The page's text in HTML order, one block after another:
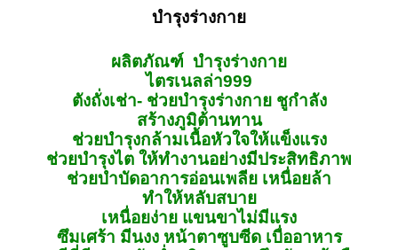
บำรุงร่างกาย
ผลิตภัณฑ์ บำรุงร่างกาย
ไตรเนลล่า999
ตังถั่งเช่า- ช่วยบำรุงร่างกาย ชูกำลัง
สร้างภูมิต้านทาน
ช่วยบำรุงกล้ามเนื้อหัวใจให้แข็งแรง
ช่วยบำรุงไต ให้ทำงานอย่างมีประสิทธิภาพ
ช่วยบำบัดอาการอ่อนเพลีย เหนื่อยล้า
ทำให้หลับสบาย
เหนื่อยง่าย แขนขาไม่มีแรง
ซึมเศร้า มีนงง หน้าตาซูบซีด เบื่ออาหาร